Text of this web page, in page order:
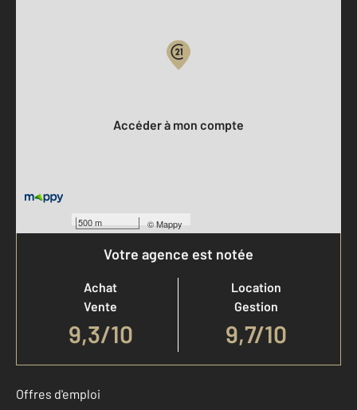
500 m ©Mappy
Accéder à mon compte
Votre agence est notée
Achat
Vente
9,3/10
Location
Gestion
9,7/10
Offres d'emploi